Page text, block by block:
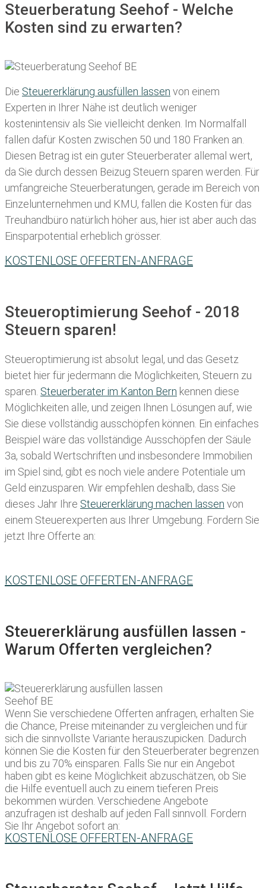
Steuerberatung Seehof - Welche
Kosten sind zu erwarten?
Die Steuererklärung ausfüllen lassen von einem
Experten in Ihrer Nähe ist deutlich weniger
kostenintensiv als Sie vielleicht denken. Im Normalfall
fallen dafür Kosten zwischen 50 und 180 Franken an.
Diesen Betrag ist ein guter Steuerberater allemal wert,
da Sie durch dessen Beizug Steuern sparen werden. Für
umfangreiche Steuerberatungen, gerade im Bereich von
Einzelunternehmen und KMU, fallen die Kosten für das
Treuhandbüro natürlich höher aus, hier ist aber auch das
Einsparpotential erheblich grösser.
KOSTENLOSE OFFERTEN-ANFRAGE
Steueroptimierung Seehof - 2018
Steuern sparen!
Steueroptimierung ist absolut legal, und das Gesetz
bietet hier für jedermann die Möglichkeiten, Steuern zu
sparen. Steuerberater im K anton Bern kennen diese
Möglichkeiten alle, und zeigen Ihnen Lösungen auf, wie
Sie diese vollständig ausschöpfen können. Ein einfaches
Beispiel wäre das vollständige Ausschöpfen der Säule
3a, sobald Wertschriften und insbesondere Immobilien
im Spiel sind, gibt es noch viele andere Potentiale um
Geld einzusparen. Wir empfehlen deshalb, dass Sie
dieses Jahr Ihre Steuererklärung machen lassen von
einem Steuerexperten aus Ihrer Umgebung. Fordern Sie
jetzt Ihre Offerte an:
KOSTENLOSE OFFERTEN-ANFRAGE
Steuererklärung ausfüllen lassen -
Warum Offerten vergleichen?
Wenn Sie verschiedene Offerten anfragen, erhalten Sie
die Chance, Preise miteinander zu vergleichen und für
sich die sinnvollste Variante herauszupicken. Dadurch
können Sie die Kosten für den Steuerberater begrenzen
und bis zu 70% einsparen. Falls Sie nur ein Angebot
haben gibt es keine Möglichkeit abzuschätzen, ob Sie
die Hilfe eventuell auch zu einem tieferen Preis
bekommen würden. Verschiedene Angebote
anzufragen ist deshalb auf jeden Fall sinnvoll. Fordern
Sie Ihr Angebot sofort an:
KOSTENLOSE OFFERTEN-ANFRAGE